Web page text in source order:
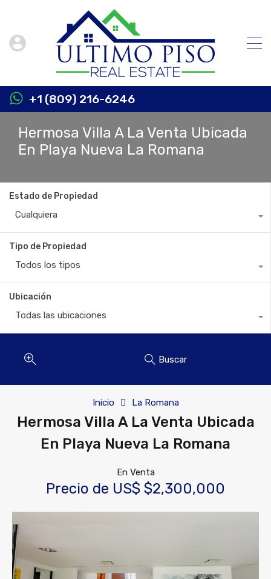
+1 (809) 216-6246
Hermosa Villa A La Venta Ubicada
En Playa Nueva La Romana
Estado de Propiedad
Cualquiera
Tipo de Propiedad
Todos los tipos
Ubicación
Todas las ubicaciones
Buscar
Inicio La Romana
Hermosa Villa A La Venta Ubicada
En Playa Nueva La Romana
En Venta
Precio de US$ $2,300,000